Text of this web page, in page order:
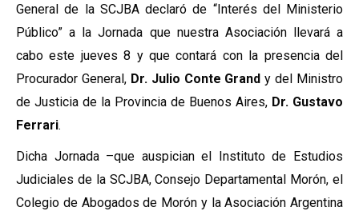
General de la SCJBA declaró de “Interés del Ministerio
Público” a la Jornada que nuestra Asociación llevará a
cabo este jueves 8 y que contará con la presencia del
Procurador General, Dr. Julio Conte Grand y del Ministro
de Justicia de la Provincia de Buenos Aires, Dr. Gustavo
Ferrari.
Dicha Jornada –que auspician el Instituto de Estudios
Judiciales de la SCJBA, Consejo Departamental Morón, el
Colegio de Abogados de Morón y la Asociación Argentina